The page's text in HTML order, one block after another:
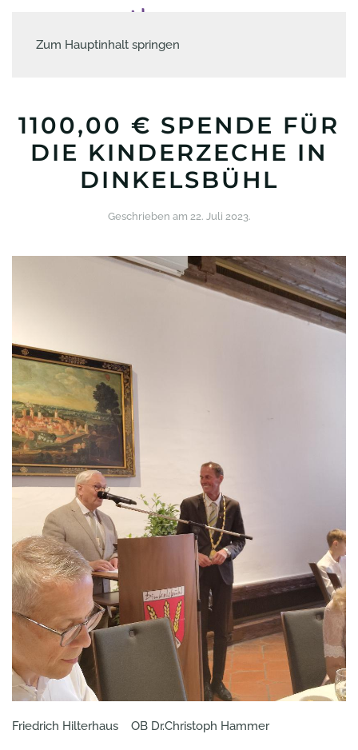
Zum Hauptinhalt springen
1100,00 € SPENDE FÜR
DIE KINDERZECHE IN
DINKELSBÜHL
Geschrieben am 22. Juli 2023.
Friedrich Hilterhaus OB Dr.Christoph Hammer